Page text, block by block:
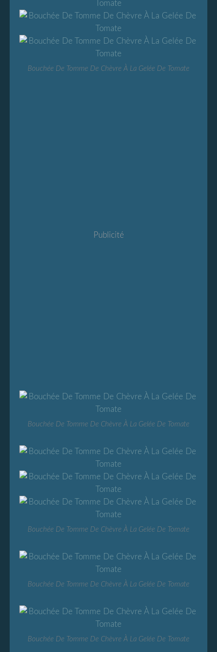
Bouchée De Tomme De Chèvre À La Gelée De Tomate
Publicité
Bouchée De Tomme De Chèvre À La Gelée De Tomate
Bouchée De Tomme De Chèvre À La Gelée De Tomate
Bouchée De Tomme De Chèvre À La Gelée De Tomate
Bouchée De Tomme De Chèvre À La Gelée De Tomate